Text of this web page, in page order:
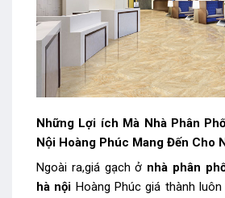
Những Lợi ích Mà Nhà Phân
Nội Hoàng Phúc Mang Đến Cho
Ngoài ra,giá gạch ở nhà phân
hà nội Hoàng Phúc giá thành